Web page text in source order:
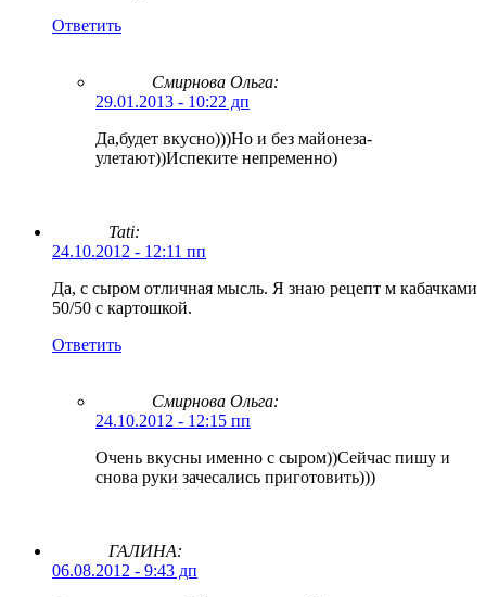
Ответить
Смирнова Ольга:
29.01.2013 - 10:22 дп
Да,будет вкусно)))Но и без майонеза-
улетают))Испеките непременно)
Tati:
24.10.2012 - 12:11 пп
Да, с сыром отличная мысль. Я знаю рецепт м кабачками
50/50 с картошкой.
Ответить
Смирнова Ольга:
24.10.2012 - 12:15 пп
Очень вкусны именно с сыром))Сейчас пишу и
снова руки зачесались приготовить)))
ГАЛИНА:
06.08.2012 - 9:43 дп